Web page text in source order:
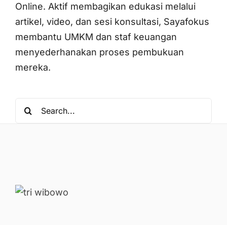
Online. Aktif membagikan edukasi melalui
artikel, video, dan sesi konsultasi, Sayafokus
membantu UMKM dan staf keuangan
menyederhanakan proses pembukuan
mereka.
Search